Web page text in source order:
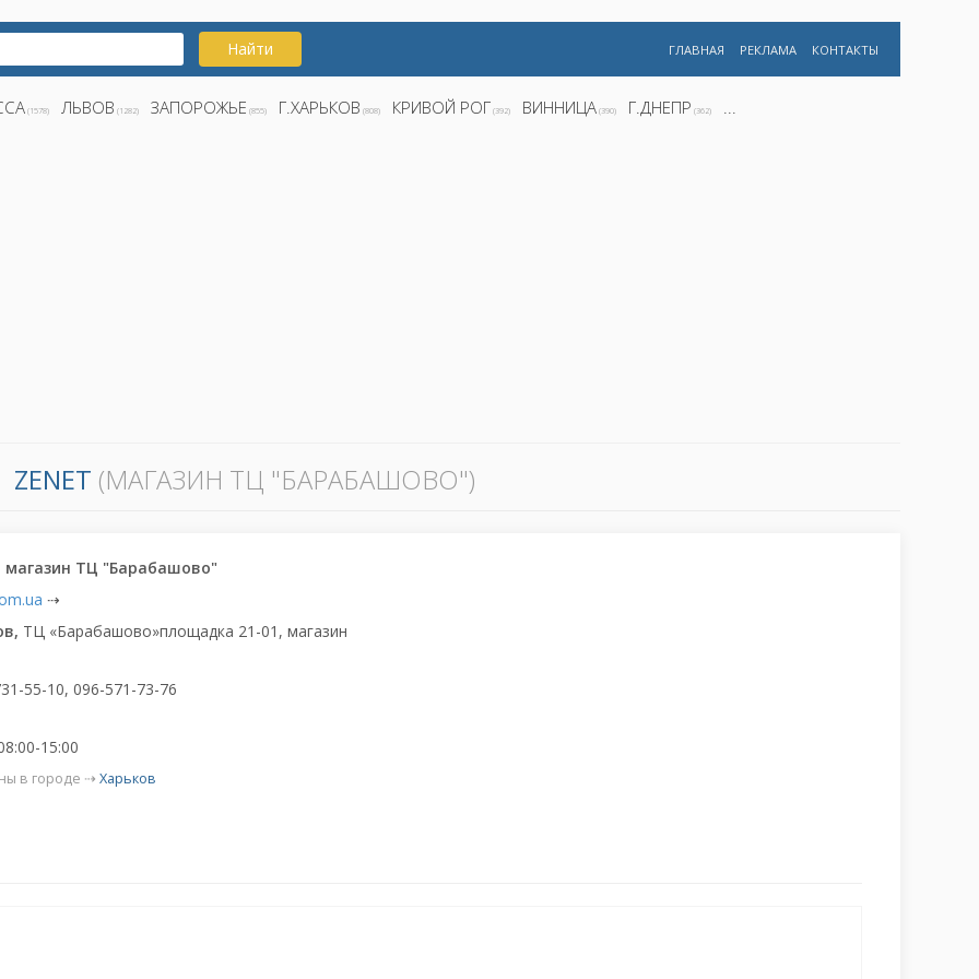
Найти ГЛАВНАЯ РЕКЛАМА КОНТАКТЫ
(1578) ЛЬВОВ (1282) ЗАПОРОЖЬЕ (855) Г.ХАРЬКОВ (808) КРИВОЙ РОГ (392) ВИННИЦА (390) Г.ДНЕПР (362) ...
ZENET (МАГАЗИН ТЦ "БАРАБАШОВО")
магазин ТЦ "Барабашово"
⇢
ТЦ «Барабашово»площадка 21-01, магазин
55-10, 096-571-73-76
15:00
в городе ⇢Харьков